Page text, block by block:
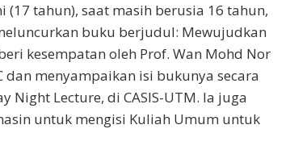
(17 tahun), saat masih berusia 16 tahun,
buku berjudul: Mewujudkan
kesempatan oleh Prof. Wan Mohd Nor
menyampaikan isi bukunya secara
Lecture, di CASIS-UTM. Ia juga
untuk mengisi Kuliah Umum untuk